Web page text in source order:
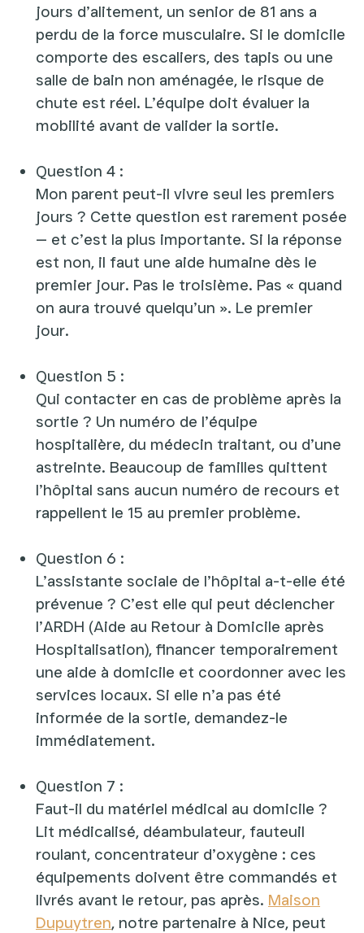
jours d’alitement, un senior de 81 ans a
perdu de la force musculaire. Si le domicile
comporte des escaliers, des tapis ou une
salle de bain non aménagée, le risque de
chute est réel. L’équipe doit évaluer la
mobilité avant de valider la sortie.
Question 4 :
Mon parent peut-il vivre seul les premiers
jours ? Cette question est rarement posée
— et c’est la plus importante. Si la réponse
est non, il faut une aide humaine dès le
premier jour. Pas le troisième. Pas « quand
on aura trouvé quelqu’un ». Le premier
jour.
Question 5 :
Qui contacter en cas de problème après la
sortie ? Un numéro de l’équipe
hospitalière, du médecin traitant, ou d’une
astreinte. Beaucoup de familles quittent
l’hôpital sans aucun numéro de recours et
rappellent le 15 au premier problème.
Question 6 :
L’assistante sociale de l’hôpital a-t-elle été
prévenue ? C’est elle qui peut déclencher
l’ARDH (Aide au Retour à Domicile après
Hospitalisation), financer temporairement
une aide à domicile et coordonner avec les
services locaux. Si elle n’a pas été
informée de la sortie, demandez-le
immédiatement.
Question 7 :
Faut-il du matériel médical au domicile ?
Lit médicalisé, déambulateur, fauteuil
roulant, concentrateur d’oxygène : ces
équipements doivent être commandés et
livrés avant le retour, pas après. Maison
Dupuytren, notre partenaire à Nice, peut